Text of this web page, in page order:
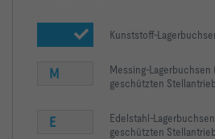
Kunststoff-
M
Messing-
geschützten
E
Edelstahl-
geschützten